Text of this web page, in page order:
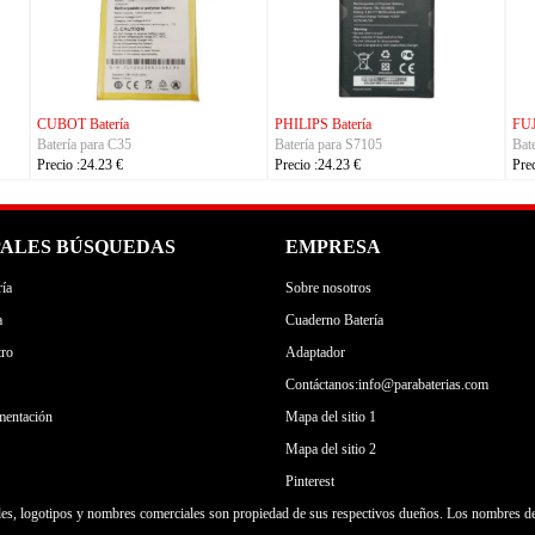
CUBOT Batería
Batería para C35
Precio :24.23 €
PHILIPS Batería
Batería para S7105
Precio :24.23 €
BÚSQUEDAS EMPRESA
Sobre nosotros
Cuaderno Batería
Adaptador
Contáctanos:info@parabaterias.com
Mapa del sitio 1
Mapa del sitio 2
Pinterest
logotipos y nombres comerciales son propiedad de sus respectivos dueños. Los nombres